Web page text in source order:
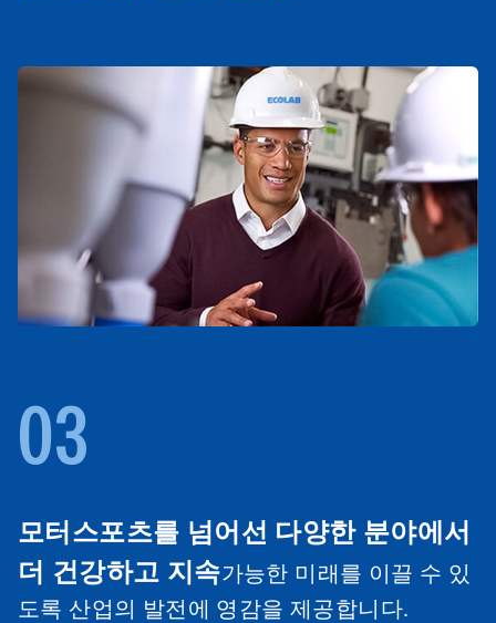
03
모터스포츠를 넘어선 다양한 분야에서
더 건강하고 지속가능한 미래를 이끌 수 있
도록 산업의 발전에 영감을 제공합니다.